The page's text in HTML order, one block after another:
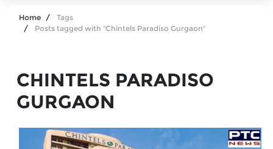
Home
Tags
Posts tagged with "Chintels Paradiso Gurgaon"
CHINTELS PARADISO
GURGAON